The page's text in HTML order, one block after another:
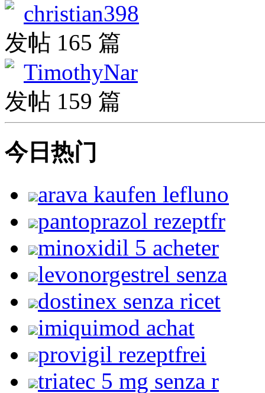
christian398
发帖 165 篇
TimothyNar
发帖 159 篇
今日热门
arava kaufen lefluno
pantoprazol rezeptfr
minoxidil 5 acheter
levonorgestrel senza
dostinex senza ricet
imiquimod achat
provigil rezeptfrei
triatec 5 mg senza r